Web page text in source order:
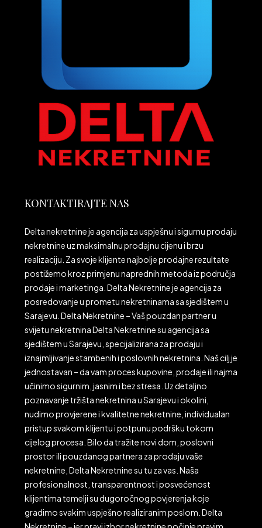
KONTAKTIRAJTE NAS
Delta nekretnine je agencija za uspješnu i sigurnu prodaju
nekretnine uz maksimalnu prodajnu cijenu i brzu
realizaciju. Za svoje klijente najbolje prodajne rezultate
postižemo kroz primjenu naprednih metoda iz područja
prodaje i marketinga. Delta Nekretnine je agencija za
posredovanje u prometu nekretninama sa sjedištem u
Sarajevu. Delta Nekretnine – Vaš pouzdan partner u
svijetu nekretnina Delta Nekretnine su agencija sa
sjedištem u Sarajevu, specijalizirana za prodaju i
iznajmljivanje stambenih i poslovnih nekretnina. Naš cilj je
jednostavan – da vam proces kupovine, prodaje ili najma
učinimo sigurnim, jasnim i bez stresa. Uz detaljno
poznavanje tržišta nekretnina u Sarajevu i okolini,
nudimo provjerene i kvalitetne nekretnine, individualan
pristup svakom klijentu i potpunu podršku tokom
cijelog procesa. Bilo da tražite novi dom, poslovni
prostor ili pouzdanog partnera za prodaju vaše
nekretnine, Delta Nekretnine su tu za vas. Naša
profesionalnost, transparentnost i posvećenost
klijentima temelji su dugoročnog povjerenja koje
gradimo svakim uspješno realiziranim poslom. Delta